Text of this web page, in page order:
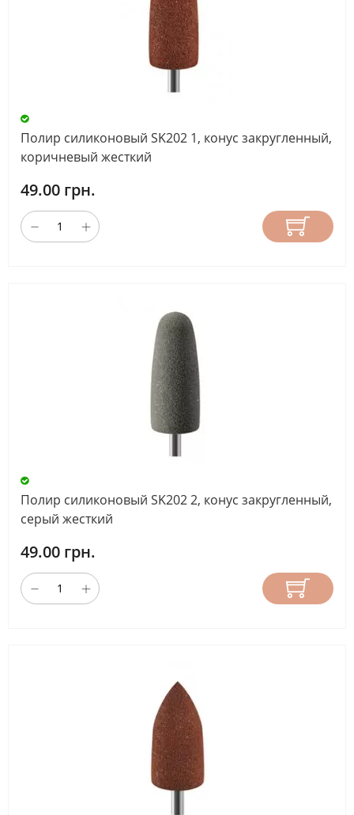
НАЗНАЧЕНИЕ
ФРЕЗЫ
ДЛИНА
РАБОЧЕЙ
ЧАСТИ
Полир силиконовый SK202 1, конус закругленный,
коричневый жесткий
49.00 грн.
Полир силиконовый SK202 2, конус закругленный,
серый жесткий
49.00 грн.